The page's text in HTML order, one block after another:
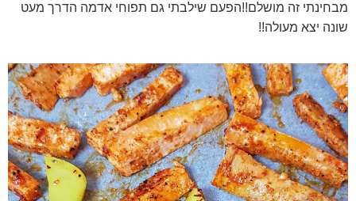
מבחינתי זה מושלם!!הפעם שילבתי גם תפוחי אדמה הדרך מעט
שונה יצא מעולה!!